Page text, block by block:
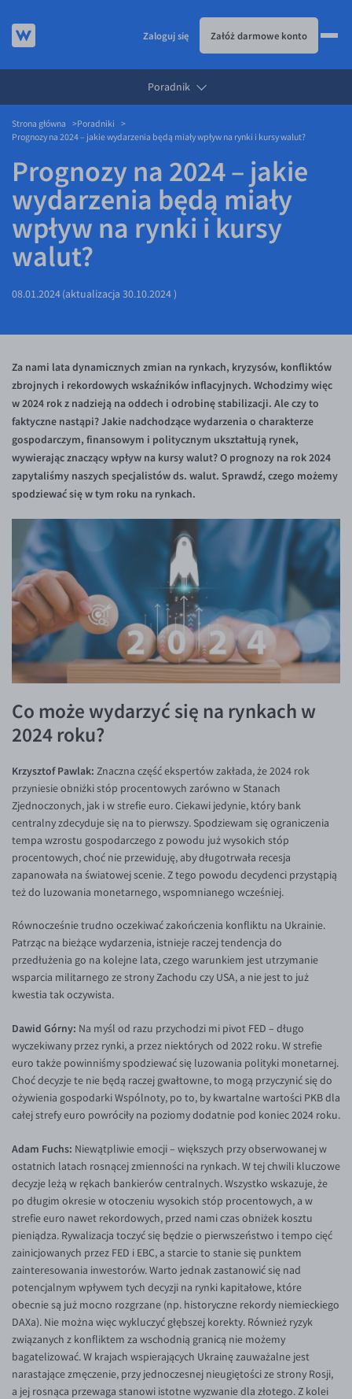
KURSY WALUT
Kursy walut
USD/PLN
CHF/PLN
GBP/PLN
CZK/PLN
DKK/PLN
SEK/PLN
Inne pary walutowe
AUD/PLN
BGN/PLN
CAD/PLN
CNY/PLN
HKD/PLN
HUF/PLN
ILS/PLN
JPY/PLN
NZD/PLN
RON/PLN
TRY/PLN
ZAR/PLN
EUR/USD
EUR/CZK
EUR/DKK
EUR/NOK
EUR/BGN
EUR/CAD
EUR/CNY
EUR/HUF
EUR/ILS
EUR/JPY
EUR/NZD
EUR/RON
EUR/SGD
EUR/TRY
EUR/ZAR
GBP/USD
USD/CHF
GBP/CHF
KARTA WIELOWALUTOWA
Visa Benefit
ESIM
DLA FIRM
Dla firm
API dla biznesu
Partnerstwa
Program Afiliacyjny
JAK TO DZIAŁA
Jak to działa
Prowizje i rabaty
Banki i przelewy
Aplikacja mobilna
Bezpieczeństwo
Pomoc
Pomoc
FAQ
Konto i opłaty
Wymiana walut
Banki i przelewy
Przelewy zagraniczne
Słowniczek
BLOG
Komentarze walutowe
Poradnik
KONTAKT
Kontakt
Dla mediów
PL
Zaloguj się Załóż darmowe konto
Poradnik
Strona główna
Poradniki
Prognozy na 2024 – jakie wydarzenia będą miały wpływ na rynki i kursy walut?
Prognozy na 2024 – jakie
wydarzenia będą miały
wpływ na rynki i kursy
walut?
08.01.2024(aktualizacja 30.10.2024)
Za nami lata dynamicznych zmian na rynkach, kryzysów, konfliktów
zbrojnych i rekordowych wskaźników inflacyjnych. Wchodzimy więc
w 2024 rok z nadzieją na oddech i odrobinę stabilizacji. Ale czy to
faktyczne nastąpi? Jakie nadchodzące wydarzenia o charakterze
gospodarczym, finansowym i politycznym ukształtują rynek,
wywierając znaczący wpływ na kursy walut? O prognozy na rok 2024
zapytaliśmy naszych specjalistów ds. walut. Sprawdź, czego możemy
spodziewać się w tym roku na rynkach.
Co może wydarzyć się na rynkach w
2024 roku?
Krzysztof Pawlak: Znaczna część ekspertów zakłada, że 2024 rok
przyniesie obniżki stóp procentowych zarówno w Stanach
Zjednoczonych, jak i w strefie euro. Ciekawi jedynie, który bank
centralny zdecyduje się na to pierwszy. Spodziewam się ograniczenia
tempa wzrostu gospodarczego z powodu już wysokich stóp
procentowych, choć nie przewiduję, aby długotrwała recesja
zapanowała na światowej scenie. Z tego powodu decydenci przystąpią
też do luzowania monetarnego, wspomnianego wcześniej.
Równocześnie trudno oczekiwać zakończenia konfliktu na Ukrainie.
Patrząc na bieżące wydarzenia, istnieje raczej tendencja do
przedłużenia go na kolejne lata, czego warunkiem jest utrzymanie
wsparcia militarnego ze strony Zachodu czy USA, a nie jest to już
kwestia tak oczywista.
Dawid Górny: Na myśl od razu przychodzi mi pivot FED – długo
wyczekiwany przez rynki, a przez niektórych od 2022 roku. W strefie
euro także powinniśmy spodziewać się luzowania polityki monetarnej.
Choć decyzje te nie będą raczej gwałtowne, to mogą przyczynić się do
ożywienia gospodarki Wspólnoty, po to, by kwartalne wartości PKB dla
całej strefy euro powróciły na poziomy dodatnie pod koniec 2024 roku.
Adam Fuchs: Niewątpliwie emocji – większych przy obserwowanej w
ostatnich latach rosnącej zmienności na rynkach. W tej chwili kluczowe
decyzje leżą w rękach bankierów centralnych. Wszystko wskazuje, że
po długim okresie w otoczeniu wysokich stóp procentowych, a w
strefie euro nawet rekordowych, przed nami czas obniżek kosztu
pieniądza. Rywalizacja toczyć się będzie o pierwszeństwo i tempo cięć
zainicjowanych przez FED i EBC, a starcie to stanie się punktem
zainteresowania inwestorów. Warto jednak zastanowić się nad
potencjalnym wpływem tych decyzji na rynki kapitałowe, które
obecnie są już mocno rozgrzane (np. historyczne rekordy niemieckiego
DAXa). Nie można więc wykluczyć głębszej korekty. Również ryzyk
związanych z konfliktem za wschodnią granicą nie możemy
bagatelizować. W krajach wspierających Ukrainę zauważalne jest
narastające zmęczenie, przy jednoczesnej nieugiętości ze strony Rosji,
a jej rosnąca przewaga stanowi istotne wyzwanie dla złotego. Z kolei